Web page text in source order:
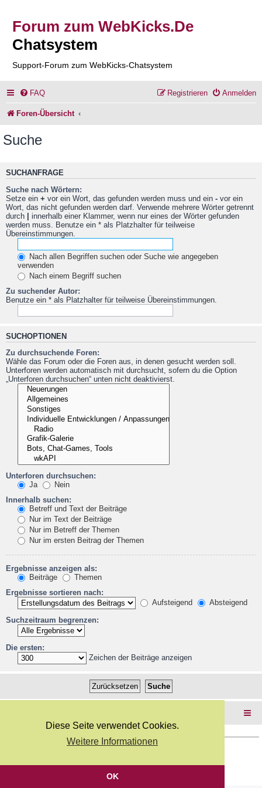
Diese Seite verwendet Cookies.
Weitere Informationen
OK
Forum zum WebKicks.De
Chatsystem
Support-Forum zum WebKicks-Chatsystem
FAQ Anmelden
Registrieren
Foren-Übersicht
Suche
SUCHANFRAGE
Suche nach Wörtern:
Setze ein + vor ein Wort, das gefunden werden muss und ein - vor ein
Wort, das nicht gefunden werden darf. Verwende mehrere Wörter getrennt
durch | innerhalb einer Klammer, wenn nur eines der Wörter gefunden
werden muss. Benutze ein * als Platzhalter für teilweise
Übereinstimmungen.
Nach allen Begriffen suchen oder Suche wie angegeben
verwenden
Nach einem Begriff suchen
Zu suchender Autor:
Benutze ein * als Platzhalter für teilweise Übereinstimmungen.
SUCHOPTIONEN
Zu durchsuchende Foren:
Wähle das Forum oder die Foren aus, in denen gesucht werden soll.
Unterforen werden automatisch mit durchsucht, sofern du die Option
„Unterforen durchsuchen“ unten nicht deaktivierst.
Unterforen durchsuchen:
Ja
Nein
Innerhalb suchen:
Betreff und Text der Beiträge
Nur im Text der Beiträge
Nur im Betreff der Themen
Nur im ersten Beitrag der Themen
Ergebnisse anzeigen als:
Beiträge
Themen
Ergebnisse sortieren nach:
Aufsteigend
Absteigend
Suchzeitraum begrenzen:
Die ersten:
Zeichen der Beiträge anzeigen
Deutsche Übersetzung durchphpBB.de